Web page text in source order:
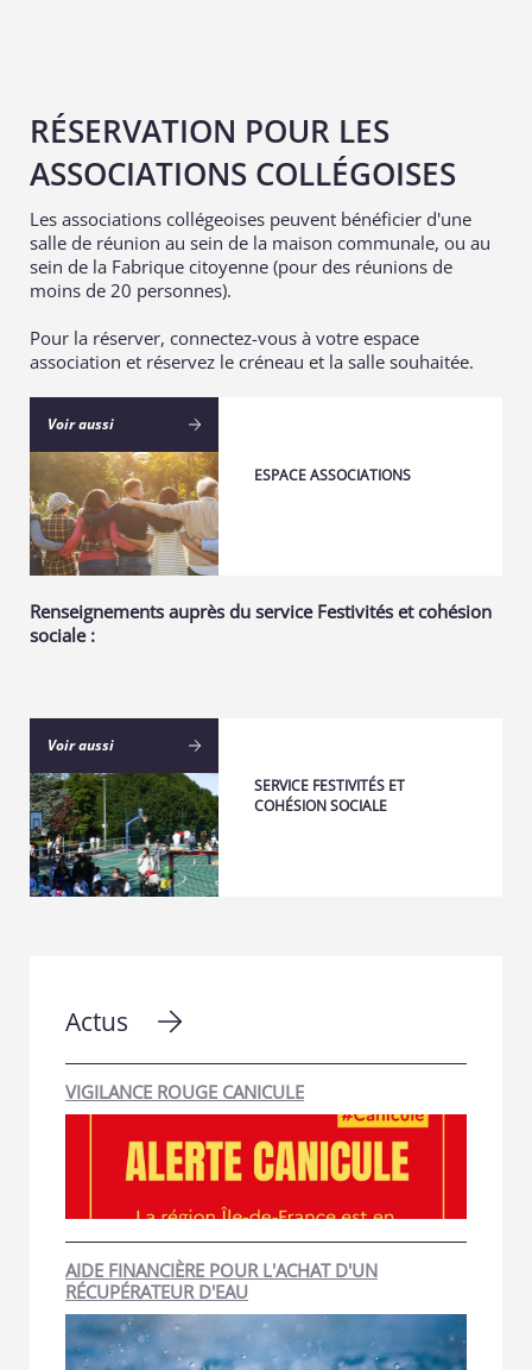
RÉSERVATION POUR LES
ASSOCIATIONS COLLÉGOISES
Les associations collégeoises peuvent bénéficier d'une
salle de réunion au sein de la maison communale, ou au
sein de la Fabrique citoyenne (pour des réunions de
moins de 20 personnes).
Pour la réserver, connectez-vous à votre espace
association et réservez le créneau et la salle souhaitée.
Voir aussi
ESPACE ASSOCIATIONS
Renseignements auprès du service Festivités et cohésion
sociale :
Voir aussi
SERVICE FESTIVITÉS ET
COHÉSION SOCIALE
Actus
VIGILANCE ROUGE CANICULE
AIDE FINANCIÈRE POUR L'ACHAT D'UN
RÉCUPÉRATEUR D'EAU